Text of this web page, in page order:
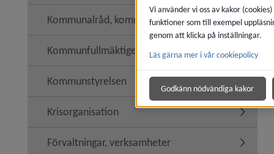
Kommunalråd, kommunledning
Kommunfullmäktige
Kommunstyrelsen
Krisorganisation
Förvaltningar, verksamheter
Vi använder vi oss av kakor
funktioner som till exempel
genom att klicka på inställningar.
Läs gärna mer i vår cookiepolicy
Godkänn nödvändiga kakor